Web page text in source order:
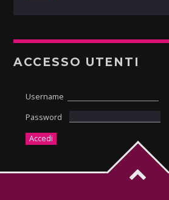
ACCESSO UTENTI
Username
Password